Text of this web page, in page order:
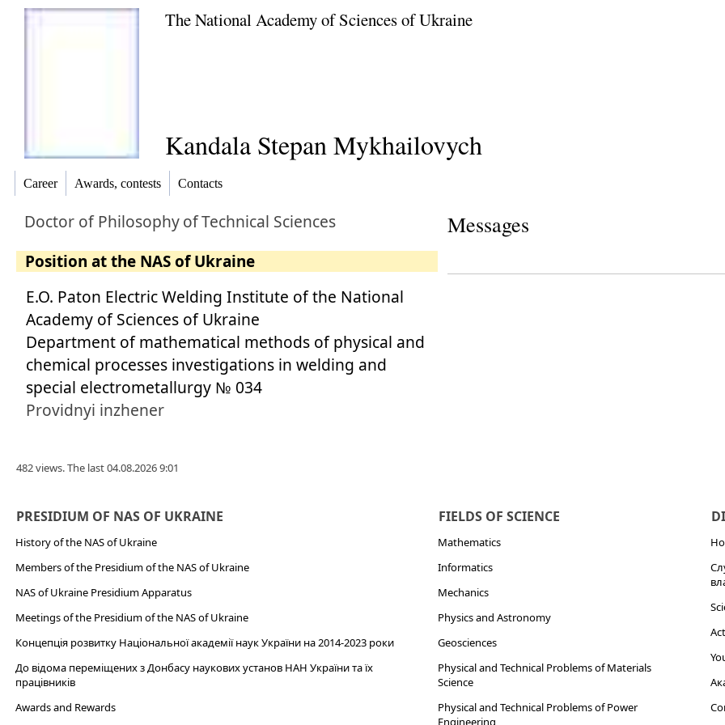
The National Academy of Sciences of Ukraine
Kandala Stepan Mykhailovych
Career Awards, contests Contacts
Doctor of PhilosophyofTechnical Sciences
Position at the NAS of Ukraine
E.O. Paton Electric Welding Institute of the National
Academy of Sciences of Ukraine
Department of mathematical methods of physical and
chemical processes investigations in welding and
special electrometallurgy № 034
Providnyi inzhener
482 views. The last 04.08.2026 9:01
Messages
PRESIDIUM OF NAS OF UKRAINE
History of the NAS of Ukraine
Members of the Presidium of the NAS of Ukraine
NAS of Ukraine Presidium Apparatus​
Meetings of the Presidium of the NAS of Ukraine
Концепція розвитку Національної академії наук України на 2014-2023 роки
До відома переміщених з Донбасу наукових установ НАН України та їх
працівників
Awards and Rewards
FIELDS OF SCIENCE
Mathematics
Informatics
Mechanics
Physics and Astronomy
Geosciences
Physical and Technical Problems of Materials
Science
Physical and Technical Problems of Power
Engineering